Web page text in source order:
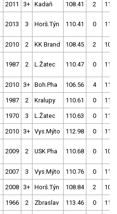
2011 3+ Kadaň 108.41 2
2013 3 Horš.Týn 110.41 0
2010 2 KK Brand 108.45 2
1987 2 L.Žatec 110.47 0
2010 3+ Boh.Pha 106.56 4
1987 2 Kralupy 110.61 0
1970 3 L.Žatec 110.63 0
2010 3+ Vys.Mýto 112.98 0
2009 2 USK Pha 110.68 0
2007 3 Vys.Mýto 110.76 0
2008 3+ Horš.Týn 108.84 2
1966 2 Zbraslav 113.46 0